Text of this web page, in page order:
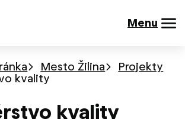
Menu
Mesto Žilina
Projekty
kvality
kvality